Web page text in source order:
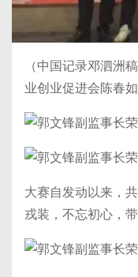
（中国记录邓泗洲
业创业促进会陈春
大赛自发动以来，
戎装，不忘初心，